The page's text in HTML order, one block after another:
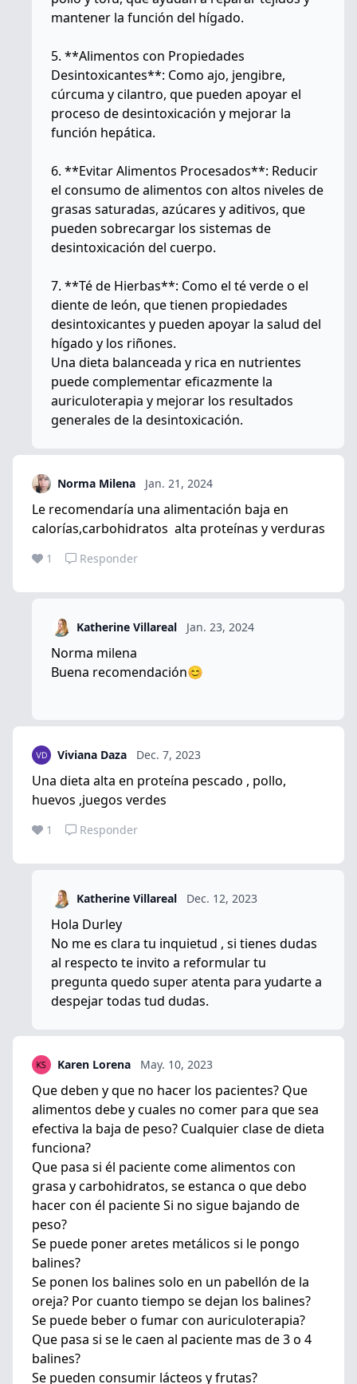
mantener la función del hígado.
5. **Alimentos con Propiedades
Desintoxicantes**: Como ajo, jengibre,
cúrcuma y cilantro, que pueden apoyar el
proceso de desintoxicación y mejorar la
función hepática.
6. **Evitar Alimentos Procesados**: Reducir
el consumo de alimentos con altos niveles de
grasas saturadas, azúcares y aditivos, que
pueden sobrecargar los sistemas de
desintoxicación del cuerpo.
7. **Té de Hierbas**: Como el té verde o el
diente de león, que tienen propiedades
desintoxicantes y pueden apoyar la salud del
hígado y los riñones.
Una dieta balanceada y rica en nutrientes
puede complementar eficazmente la
auriculoterapia y mejorar los resultados
generales de la desintoxicación.
Norma Milena Jan. 21, 2024
Le recomendaría una alimentación baja en
calorías,carbohidratos alta proteínas y verduras
1 Responder
Katherine Villareal Jan. 23, 2024
Norma milena
Buena recomendación😊
Viviana Daza Dec. 7, 2023
Una dieta alta en proteína pescado , pollo,
huevos ,juegos verdes
1 Responder
Katherine Villareal Dec. 12, 2023
Hola Durley
No me es clara tu inquietud , si tienes dudas
al respecto te invito a reformular tu
pregunta quedo super atenta para yudarte a
despejar todas tud dudas.
Karen Lorena May. 10, 2023
Que deben y que no hacer los pacientes? Que
alimentos debe y cuales no comer para que sea
efectiva la baja de peso? Cualquier clase de dieta
funciona?
Que pasa si él paciente come alimentos con
grasa y carbohidratos, se estanca o que debo
hacer con él paciente Si no sigue bajando de
peso?
Se puede poner aretes metálicos si le pongo
balines?
Se ponen los balines solo en un pabellón de la
oreja? Por cuanto tiempo se dejan los balines?
Se puede beber o fumar con auriculoterapia?
Que pasa si se le caen al paciente mas de 3 o 4
balines?
Se pueden consumir lácteos y frutas?